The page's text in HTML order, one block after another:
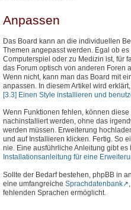
Anpassen
Das Board kann an die individuellen
Themen angepasst werden. Egal ob
Computerspiel oder zu Medizin ist, für
das Forum optisch von anderen Foren
Wenn nicht, kann man das Board mit
anpassen. In diesem Artikel wird
[3.3] Einen Style installieren und
Wenn Funktionen fehlen, können
nachinstalliert werden, ohne das
werden müssen. Erweiterung
und auf Installieren klicken. Fertig. So
nie. Eine ausführliche Anleitung gibt es
Installationsanleitung für eine
Sollte der Bedarf bestehen, phpBB in
eine umfangreiche Sprachdatenbank
fehlenden Sprachen ermöglicht.